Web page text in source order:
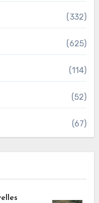
(332)
(625)
(114)
(52)
(67)